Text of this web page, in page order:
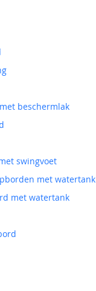
beschermlak
swingvoet
met watertank
met watertank